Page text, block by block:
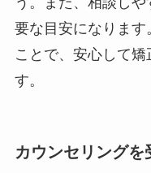
要な目安になりま
ことで、安心して
す。
カウンセリングを